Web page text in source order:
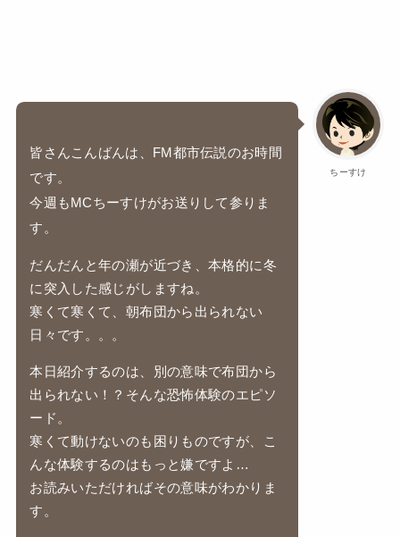
ちーすけ
皆さんこんばんは、FM都市伝説のお時間
です。
今週もMCちーすけがお送りして参りま
す。
だんだんと年の瀬が近づき、本格的に冬
に突入した感じがしますね。
寒くて寒くて、朝布団から出られない
日々です。。。
本日紹介するのは、別の意味で布団から
出られない！？そんな恐怖体験のエピソ
ード。
寒くて動けないのも困りものですが、こ
んな体験するのはもっと嫌ですよ…
お読みいただければその意味がわかりま
す。